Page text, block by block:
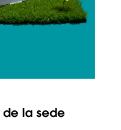
de la sede